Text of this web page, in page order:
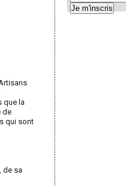
que la
de
qui sont
de sa